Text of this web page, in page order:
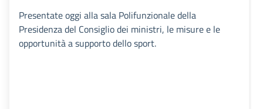
Presentate oggi alla sala Polifunzionale della
Presidenza del Consiglio dei ministri, le misure e le
opportunità a supporto dello sport.